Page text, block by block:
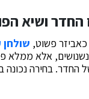
ושיא
פשוט,
אלא ממלא
החדר. בחירה נכונה